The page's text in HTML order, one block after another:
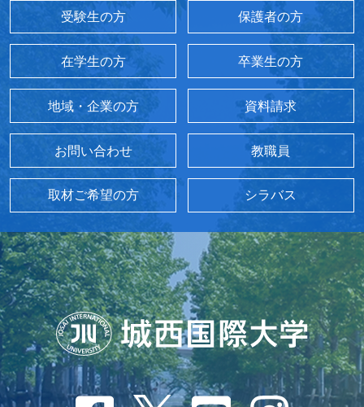
受験生の方 保護者の方
在学生の方 卒業生の方
地域・企業の方 資料請求
お問い合わせ 教職員
取材ご希望の方 シラバス